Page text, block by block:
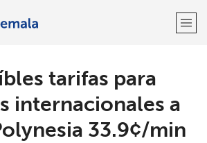
¡Bienvenido!
tarifas para
internacionales a
⁦33.9¢⁩/min